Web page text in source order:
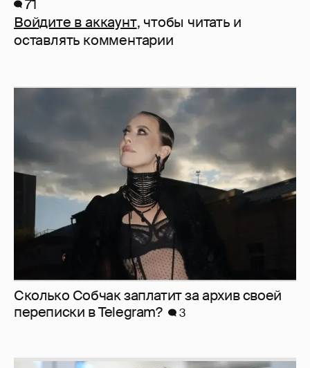
71
Войдите в аккаунт, чтобы читать и
оставлять комментарии
Сколько Собчак заплатит за архив своей
перeписки в Telegram?
3